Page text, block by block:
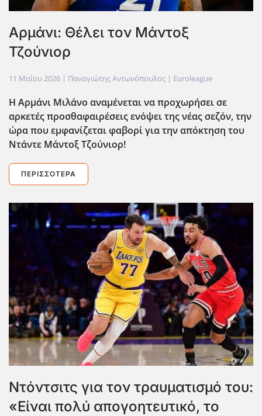
Αρμάνι: Θέλει τον Μάντοξ
Τζούνιορ
11 Μαΐου 2026 | Παναγιώτης Αντωνόπουλος | Euroleague
Η Αρμάνι Μιλάνο αναμένεται να προχωρήσει σε
αρκετές προσθαφαιρέσεις ενόψει της νέας σεζόν, την
ώρα που εμφανίζεται φαβορί για την απόκτηση του
Ντάντε Μάντοξ Τζούνιορ!
ΠΕΡΙΣΣΌΤΕΡΑ
Ντόντσιτς για τον τραυματισμό του:
«Είναι πολύ απογοητευτικό, το